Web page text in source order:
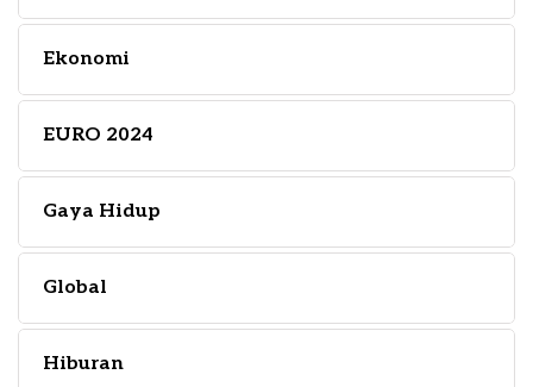
Ekonomi
EURO 2024
Gaya Hidup
Global
Hiburan